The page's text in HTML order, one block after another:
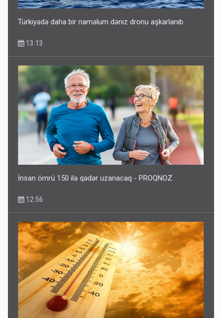
Türkiyədə daha bir naməlum dəniz dronu aşkarlanıb
13:13
İnsan ömrü 150 ilə qədər uzanacaq - PROQNOZ
12:56